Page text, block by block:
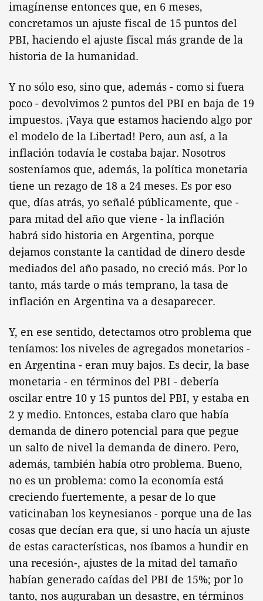
imagínense entonces que, en 6 meses,
concretamos un ajuste fiscal de 15 puntos del
PBI, haciendo el ajuste fiscal más grande de la
historia de la humanidad.
Y no sólo eso, sino que, además - como si fuera
poco - devolvimos 2 puntos del PBI en baja de 19
impuestos. ¡Vaya que estamos haciendo algo por
el modelo de la Libertad! Pero, aun así, a la
inflación todavía le costaba bajar. Nosotros
sosteníamos que, además, la política monetaria
tiene un rezago de 18 a 24 meses. Es por eso
que, días atrás, yo señalé públicamente, que -
para mitad del año que viene - la inflación
habrá sido historia en Argentina, porque
dejamos constante la cantidad de dinero desde
mediados del año pasado, no creció más. Por lo
tanto, más tarde o más temprano, la tasa de
inflación en Argentina va a desaparecer.
Y, en ese sentido, detectamos otro problema que
teníamos: los niveles de agregados monetarios -
en Argentina - eran muy bajos. Es decir, la base
monetaria - en términos del PBI - debería
oscilar entre 10 y 15 puntos del PBI, y estaba en
2 y medio. Entonces, estaba claro que había
demanda de dinero potencial para que pegue
un salto de nivel la demanda de dinero. Pero,
además, también había otro problema. Bueno,
no es un problema: como la economía está
creciendo fuertemente, a pesar de lo que
vaticinaban los keynesianos - porque una de las
cosas que decían era que, si uno hacía un ajuste
de estas características, nos íbamos a hundir en
una recesión-, ajustes de la mitad del tamaño
habían generado caídas del PBI de 15%; por lo
tanto, nos auguraban un desastre, en términos